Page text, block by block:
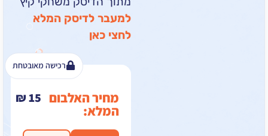
למעבר לדיסק המלא
מחיר האלבום ₪15
רכישה מאובטחת